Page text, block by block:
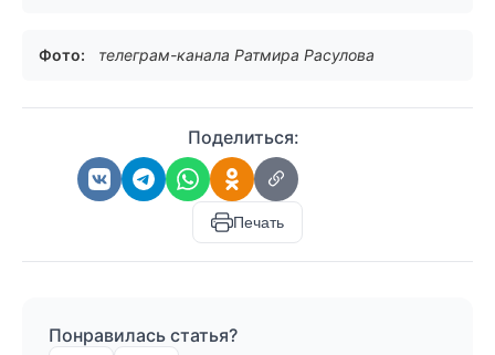
Фото: телеграм-канала Ратмира Расулова
Поделиться:
Печать
Понравилась статья?